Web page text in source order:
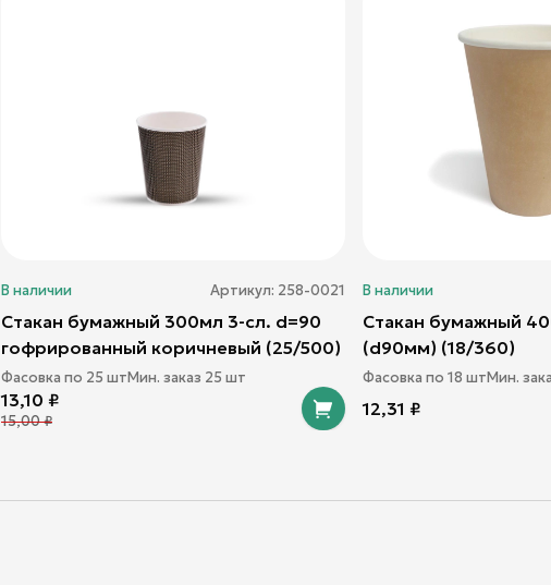
В наличии Артикул: 258-0021
Стакан бумажный 300мл 3-сл. d=90
гофрированный коричневый (25/500)
Фасовка по 25 штМин. заказ 25 шт
13,10 ₽
15,00₽
В наличии
Стакан бумажный
(d90мм) (18/360)
Фасовка по 18 штМин.
12,31 ₽